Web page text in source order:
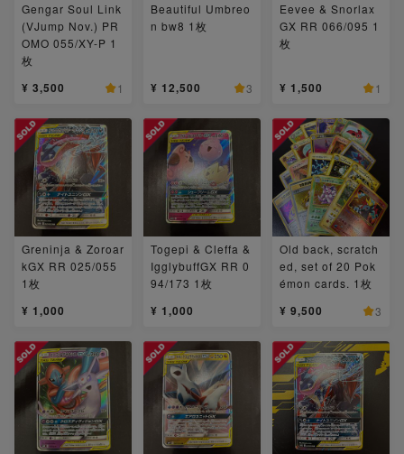
Gengar Soul Link
(VJump Nov.) PR
OMO 055/XY-P 1
枚
¥ 3,500 1
Beautiful Umbreo
n bw8 1枚
¥ 12,500 3
Eevee & Snorlax
GX RR 066/095 1
枚
¥ 1,500 1
Greninja & Zoroar
kGX RR 025/055
1枚
¥ 1,000
Togepi & Cleffa &
IgglybuffGX RR 0
94/173 1枚
¥ 1,000
Old back, scratch
ed, set of 20 Pok
émon cards. 1枚
¥ 9,500 3